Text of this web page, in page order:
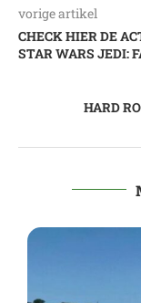
vorige artikel
CHECK HIER DE
STAR WARS JEDI:
HARD